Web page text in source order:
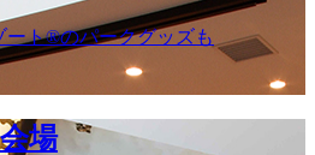
ート®のパークグッズも
場